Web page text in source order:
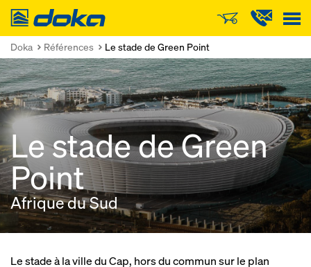
Doka
Doka Références Le stade de Green Point
Le stade de Green
Point
Afrique du Sud
Le stade à la ville du Cap, hors du commun sur le plan